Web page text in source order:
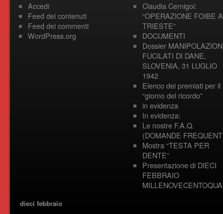
Accedi
Feed dei contenuti
Feed dei commenti
WordPress.org
Claudia Cernigoi:
“OPERAZIONE FOIBE A
TRIESTE”
DOCUMENTI
Dossier
FUCILATI DI DANE,
SLOVENIA, 31 LUGLIO
1942
Elenco dei premiati per il
“giorno del ricordo”
in evidenza
In evidenza:
Le nostre F.A.Q.
(DOMANDE
Mostra “TESTA PER
DENTE”
Presentazione di DIECI
FEBBRAIO
dieci febbraio